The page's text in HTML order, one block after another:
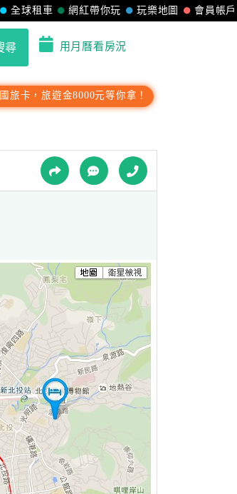
會員帳戶
玩樂地圖
網紅帶你玩
全球租車
尋 用月曆看房況
旅卡，旅遊金8000元等你拿！